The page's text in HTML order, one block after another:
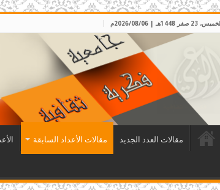
الخميس، 23 صفر 1448هـ | 2026/08/06م
مقالات العدد الجديد مقالات الأعداد السابقة